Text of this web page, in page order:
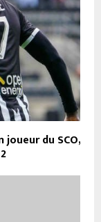
joueur du SCO,